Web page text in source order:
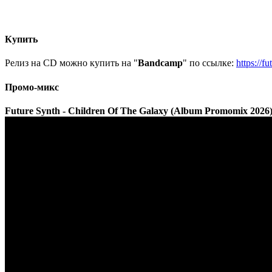
Купить
Релиз на CD можно купить на "Bandcamp" по ссылке: https://
Промо-микс
Future Synth - Children Of The Galaxy (Album Promomix 2026)